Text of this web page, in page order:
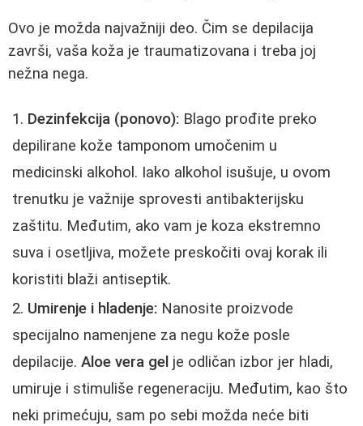
Ovo je možda najvažniji deo. Čim se depilacija
završi, vaša koža je traumatizovana i treba joj
nežna nega.
Dezinfekcija (ponovo): Blago prođite preko
depilirane kože tamponom umočenim u
medicinski alkohol. Iako alkohol isušuje, u ovom
trenutku je važnije sprovesti antibakterijsku
zaštitu. Međutim, ako vam je koza ekstremno
suva i osetljiva, možete preskočiti ovaj korak ili
koristiti blaži antiseptik.
Umirenje i hladenje: Nanosite proizvode
specijalno namenjene za negu kože posle
depilacije. Aloe vera gel je odličan izbor jer hladi,
umiruje i stimuliše regeneraciju. Međutim, kao što
neki primećuju, sam po sebi možda neće biti